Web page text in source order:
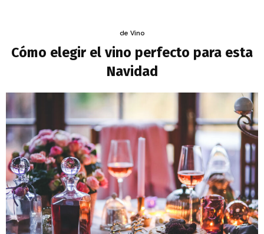
de Vino
Cómo elegir el vino perfecto para esta
Navidad